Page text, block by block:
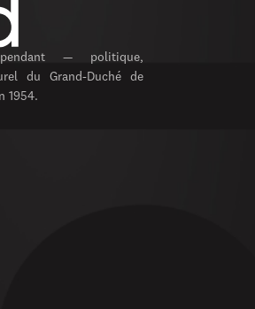
— politique,
du Grand-Duché de
1954.